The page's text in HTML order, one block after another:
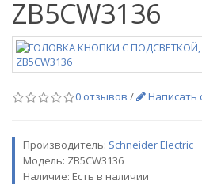
ZB5CW3136
0 отзывов / Написать
Производитель: Schneider Electric
Модель: ZB5CW3136
Наличие: Есть в наличии